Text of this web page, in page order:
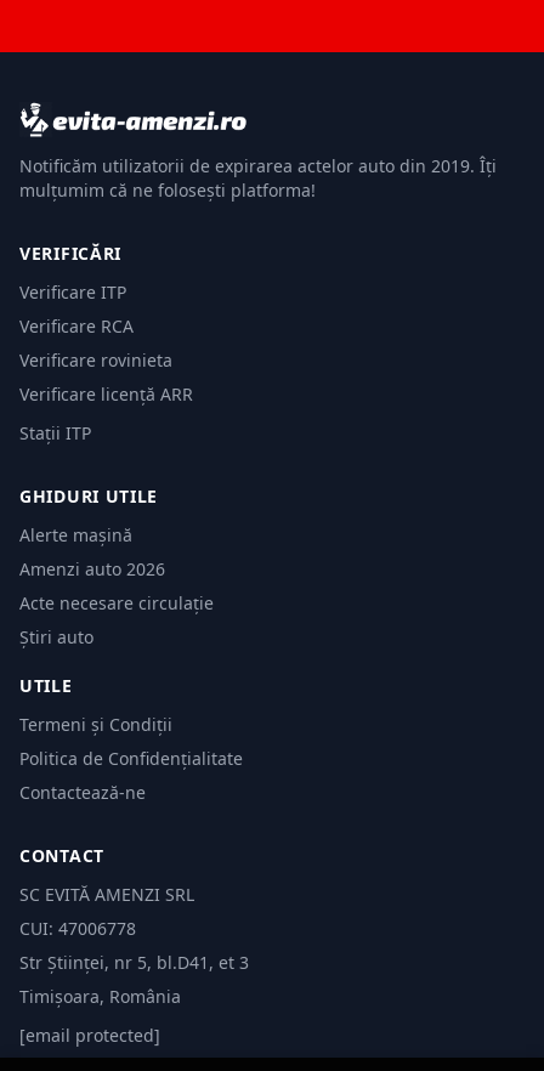
Notificăm utilizatorii de expirarea actelor auto din 2019. Îți
mulțumim că ne folosești platforma!
VERIFICĂRI
Verificare ITP
Verificare RCA
Verificare rovinieta
Verificare licență ARR
Stații ITP
GHIDURI UTILE
Alerte mașină
Amenzi auto 2026
Acte necesare circulație
Știri auto
UTILE
Termeni și Condiții
Politica de Confidențialitate
Contactează-ne
CONTACT
SC EVITĂ AMENZI SRL
CUI: 47006778
Str Științei, nr 5, bl.D41, et 3
Timișoara, România
[email protected]